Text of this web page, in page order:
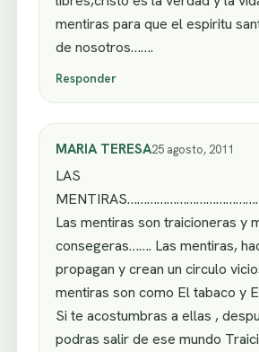
mentiras para que el espiritu
de nosotros…….
Responder
MARIA TERESA25 agosto, 2011
LAS
Las mentiras son traicioneras y
consegeras……. Las mentiras,
propagan y crean un circulo
mentiras son como El tabaco y
Si te acostumbras a ellas ,
podras salir de ese mundo